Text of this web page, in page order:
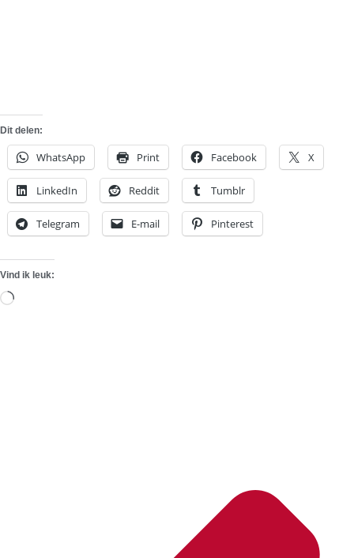
Dit delen:
WhatsApp Print Facebook X
LinkedIn Reddit Tumblr
Telegram E-mail Pinterest
Vind ik leuk:
Aan